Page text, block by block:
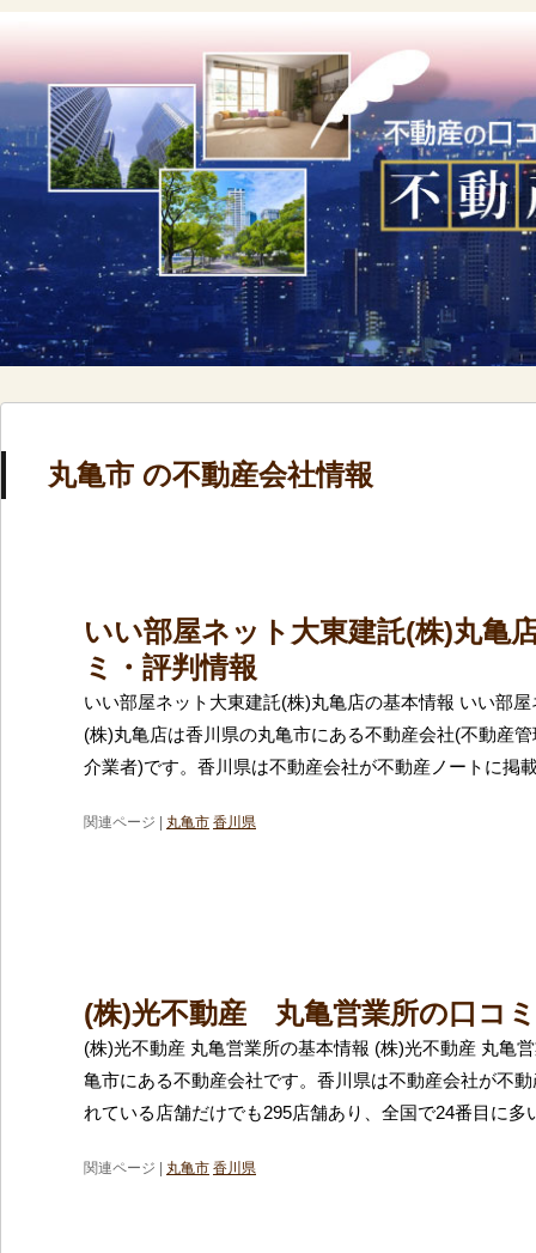
丸亀市 の不動産会社情報
いい部屋ネット大東建託(株)丸亀
ミ・評判情報
いい部屋ネット大東建託(株)丸亀店の基本情報 いい部
(株)丸亀店は香川県の丸亀市にある不動産会社(不動産
介業者)です。香川県は不動産会社が不動産ノートに掲
関連ページ | 丸亀市 香川県
(株)光不動産 丸亀営業所の口コ
(株)光不動産 丸亀営業所の基本情報 (株)光不動産 丸亀
亀市にある不動産会社です。香川県は不動産会社が不
れている店舗だけでも295店舗あり、全国で24番目に多
関連ページ | 丸亀市 香川県